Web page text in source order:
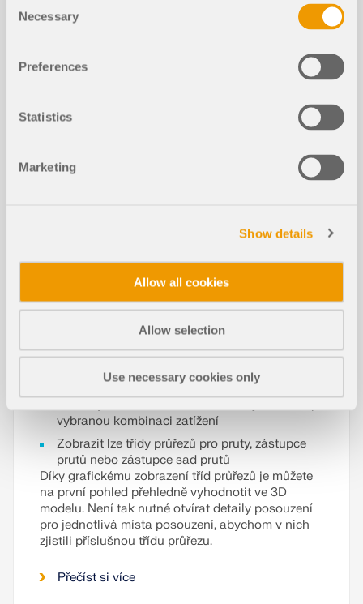
Selection
Necessary
Preferences
Statistics
Marketing
Show details
Allow all cookies
Allow selection
Use necessary cookies only
Třídu průřezu lze zobrazit jako grafickou výslednici.
konstrukcí a Posouzení hliníkových konstrukcí.
průřezu závisí na působících vnitřních silách.
Díky různým možnostem zobrazení můžete grafické
výsledné zobrazení tříd průřezů uživatelsky
nastavovat:
Volit lze mezi různými typy zobrazení
('Dvoubarevně', 'S diagramem', 'Bez diagramu',
Zobrazit lze třídy průřezů buď jako obálku pro
vybranou kombinaci zatížení
Zobrazit lze třídy průřezů pro pruty, zástupce
prutů nebo zástupce sad prutů
Díky grafickému zobrazení tříd průřezů je můžete
na první pohled přehledně vyhodnotit ve 3D
modelu. Není tak nutné otvírat detaily posouzení
pro jednotlivá místa posouzení, abychom v nich
zjistili příslušnou třídu průřezu.
Přečíst si více